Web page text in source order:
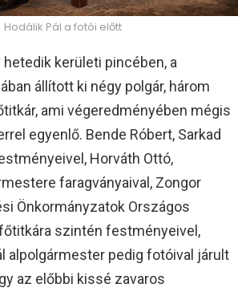
Hodálik Pál a fotói előtt
hetedik kerületi pincében, a
állított ki négy polgár, három
ami végeredményében mégis
egyenlő. Bende Róbert, Sarkad
Horváth Ottó,
faragványaival, Zongor
Önkormányzatok Országos
szintén festményeivel,
alpolgármester pedig fotóival járult
az előbbi kissé zavaros